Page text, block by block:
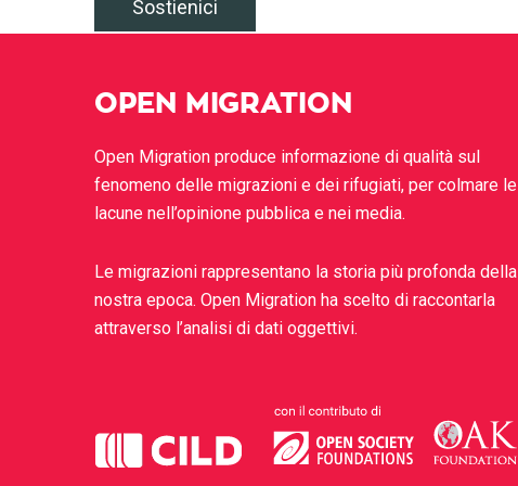
Sostienici
OPEN MIGRATION
Open Migration produce informazione di qualità sul
fenomeno delle migrazioni e dei rifugiati, per colmare le
lacune nell’opinione pubblica e nei media.
Le migrazioni rappresentano la storia più profonda della
nostra epoca. Open Migration ha scelto di raccontarla
attraverso l’analisi di dati oggettivi.